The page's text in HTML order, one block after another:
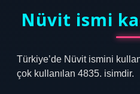
Nüvit ismi
Türkiye’de Nüvit ismini
çok kullanılan 4835. isimdir.